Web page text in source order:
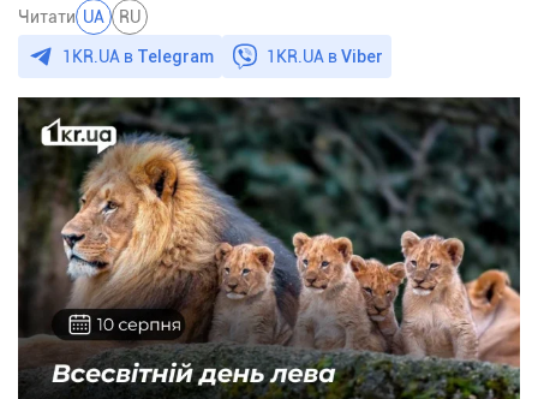
Читати UA RU
1KR.UA в Telegram 1KR.UA вViber